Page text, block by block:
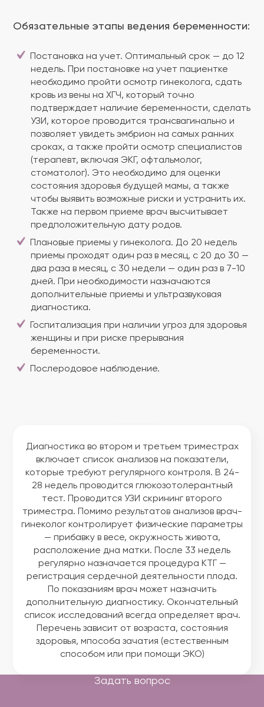
Обязательные этапы ведения беременности:
Постановка на учет. Оптимальный срок — до 12
недель. При постановке на учет пациентке
необходимо пройти осмотр гинеколога, сдать
кровь из вены на ХГЧ, который точно
подтверждает наличие беременности, сделать
УЗИ, которое проводится трансвагинально и
позволяет увидеть эмбрион на самых ранних
сроках, а также пройти осмотр специалистов
(терапевт, включая ЭКГ, офтальмолог,
стоматолог). Это необходимо для оценки
состояния здоровья будущей мамы, а также
чтобы выявить возможные риски и устранить их.
Также на первом приеме врач высчитывает
предположительную дату родов.
Плановые приемы у гинеколога. До 20 недель
приемы проходят один раз в месяц, с 20 до 30 —
два раза в месяц, с 30 недели — один раз в 7-10
дней. При необходимости назначаются
дополнительные приемы и ультразвуковая
диагностика.
Госпитализация при наличии угроз для здоровья
женщины и при риске прерывания
беременности.
Послеродовое наблюдение.
Диагностика во втором и третьем триместрах
включает список анализов на показатели,
которые требуют регулярного контроля. В 24-
28 недель проводится глюкозотолерантный
тест. Проводится УЗИ скрининг второго
триместра. Помимо результатов анализов врач-
гинеколог контролирует физические параметры
— прибавку в весе, окружность живота,
расположение дна матки. После 33 недель
регулярно назначается процедура КТГ —
регистрация сердечной деятельности плода.
По показаниям врач может назначить
дополнительную диагностику. Окончательный
список исследований всегда определяет врач.
Перечень зависит от возраста, состояния
здоровья, мпособа зачатия (естественным
способом или при помощи ЭКО)
Задать вопрос